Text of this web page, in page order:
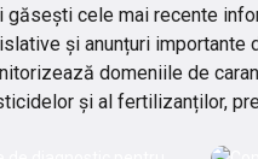
găsești cele mai recente
și anunțuri
domeniile de
și al fertilizanților,